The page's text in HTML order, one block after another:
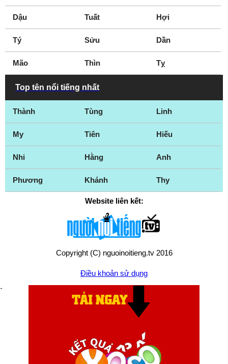
Dậu Tuất Hợi
Tý Sửu Dần
Mão Thìn Tỵ
Top tên nổi tiếng nhất
Thành Tùng Linh
My Tiên Hiếu
Nhi Hằng Anh
Phương Khánh Thy
Website liên kết:
Copyright (C) nguoinoitieng.tv 2016
Điều khoản sử dụng
mail.nguoinoitieng.tv@gmail.com